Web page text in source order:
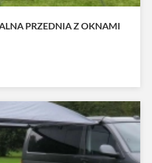
PRZEDNIA Z OKNAMI